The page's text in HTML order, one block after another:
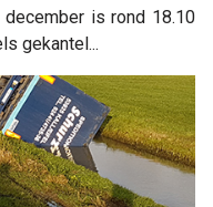
december is rond 18.10
gekantel...